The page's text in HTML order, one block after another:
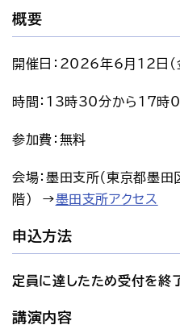
概要
開催日：2026年6月12日(
時間：13時30分から17時
参加費：無料
会場：墨田支所（東京都墨
階）　→墨田支所アクセス
申込方法
定員に達したため受付を終
講演内容